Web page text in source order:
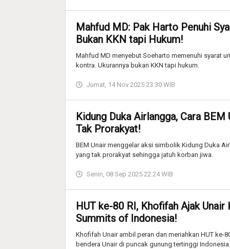
Mahfud MD: Pak Harto Penuhi
Bukan KKN tapi Hukum!
Mahfud MD menyebut Soeharto memenuhi syarat
kontra. Ukurannya bukan KKN tapi hukum.
Jumat, 14 Nov 2025 23:30 WIB
Kidung Duka Airlangga, Cara
Tak Prorakyat!
BEM Unair menggelar aksi simbolik Kidung Duka
yang tak prorakyat sehingga jatuh korban jiwa.
Senin, 08 Sep 2025 22:24 WIB
HUT ke-80 RI, Khofifah Ajak
Summits of Indonesia!
Khofifah Unair ambil peran dan meriahkan HUT ke-
bendera Unair di puncak gunung tertinggi Indonesia.